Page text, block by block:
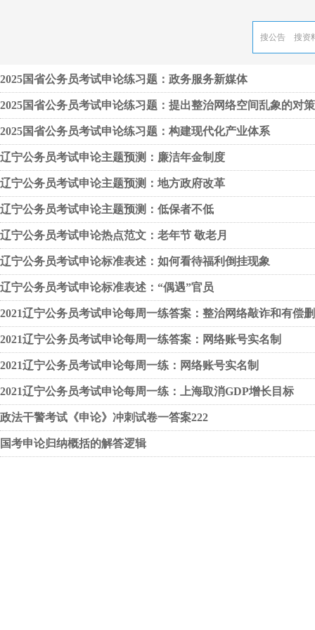
2025国省公务员考试申论练习题：政务服务新媒体
2025国省公务员考试申论练习题：提出整治网络空间乱象的对
2025国省公务员考试申论练习题：构建现代化产业体系
辽宁公务员考试申论主题预测：廉洁年金制度
辽宁公务员考试申论主题预测：地方政府改革
辽宁公务员考试申论主题预测：低保者不低
辽宁公务员考试申论热点范文：老年节 敬老月
辽宁公务员考试申论标准表述：如何看待福利倒挂现象
辽宁公务员考试申论标准表述：“偶遇”官员
2021辽宁公务员考试申论每周一练答案：整治网络敲诈和有偿
2021辽宁公务员考试申论每周一练答案：网络账号实名制
2021辽宁公务员考试申论每周一练：网络账号实名制
2021辽宁公务员考试申论每周一练：上海取消GDP增长目标
政法干警考试《申论》冲刺试卷一答案222
国考申论归纳概括的解答逻辑